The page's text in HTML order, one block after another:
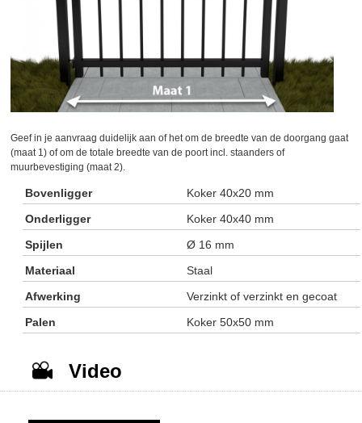
Geef in je aanvraag duidelijk aan of het om de breedte van de doorgang gaat
(maat 1) of om de totale breedte van de poort incl. staanders of
muurbevestiging (maat 2).
Bovenligger
Koker 40x20 mm
Onderligger
Koker 40x40 mm
Spijlen
Ø 16 mm
Materiaal
Staal
Afwerking
Verzinkt of verzinkt en gecoat
Palen
Koker 50x50 mm
Video